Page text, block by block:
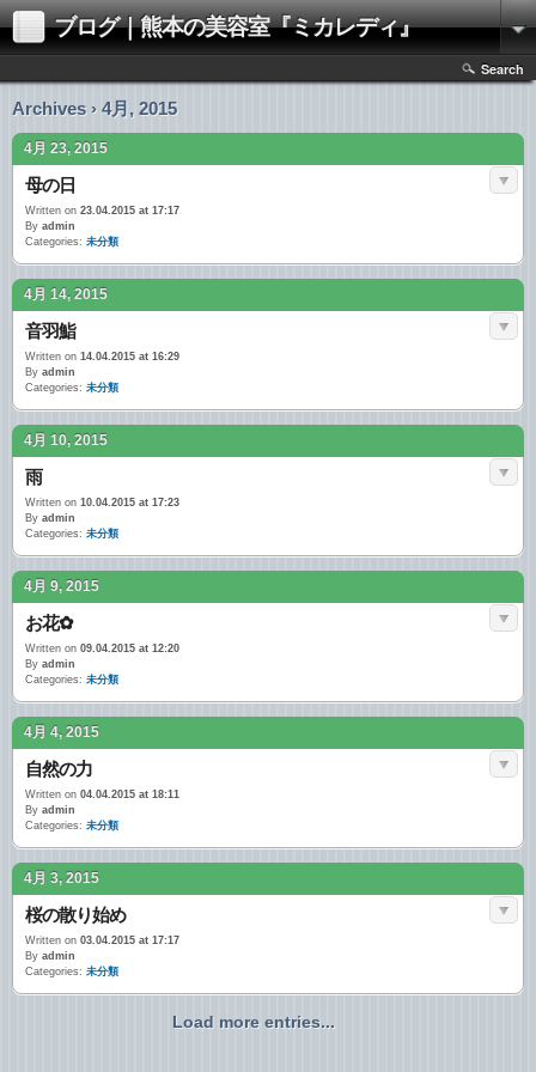
ブログ｜熊本の美容室『ミカレディ』
Search
Archives › 4月, 2015
4月 23, 2015
母の日
Written on 23.04.2015 at 17:17
By admin
Categories: 未分類
4月 14, 2015
音羽鮨
Written on 14.04.2015 at 16:29
By admin
Categories: 未分類
4月 10, 2015
雨
Written on 10.04.2015 at 17:23
By admin
Categories: 未分類
4月 9, 2015
お花✿
Written on 09.04.2015 at 12:20
By admin
Categories: 未分類
4月 4, 2015
自然の力
Written on 04.04.2015 at 18:11
By admin
Categories: 未分類
4月 3, 2015
桜の散り始め
Written on 03.04.2015 at 17:17
By admin
Categories: 未分類
Load more entries...